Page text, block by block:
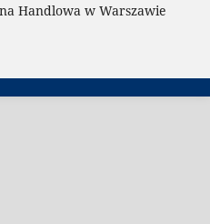
Handlowa w Warszawie